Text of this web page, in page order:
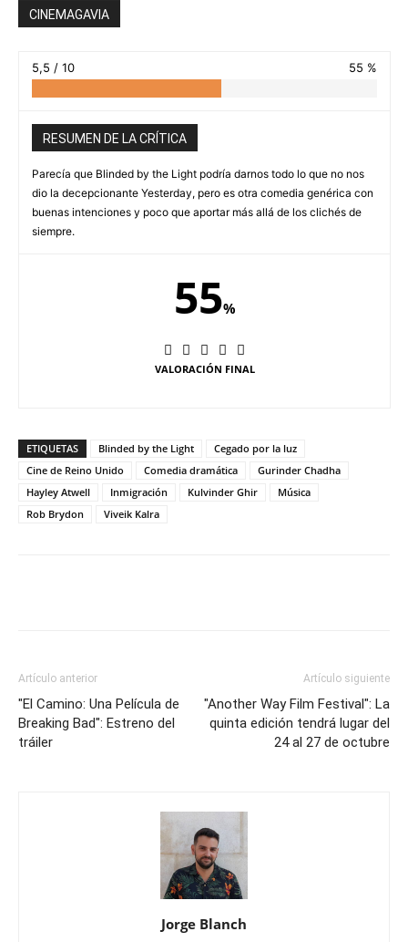
CINEMAGAVIA
5,5 / 10 55 %
RESUMEN DE LA CRÍTICA
Parecía que Blinded by the Light podría darnos todo lo que no nos
dio la decepcionante Yesterday, pero es otra comedia genérica con
buenas intenciones y poco que aportar más allá de los clichés de
siempre.
55%
VALORACIÓN FINAL
ETIQUETAS Blinded by the Light
Cegado por la luz
Cine de Reino Unido
Comedia dramática
Gurinder Chadha
Hayley Atwell
Inmigración Kulvinder Ghir
Música
Rob Brydon
Viveik Kalra
Artículo anterior
"El Camino: Una Película de
Breaking Bad": Estreno del
tráiler
Artículo siguiente
"Another Way Film Festival": La
quinta edición tendrá lugar del
24 al 27 de octubre
Jorge Blanch